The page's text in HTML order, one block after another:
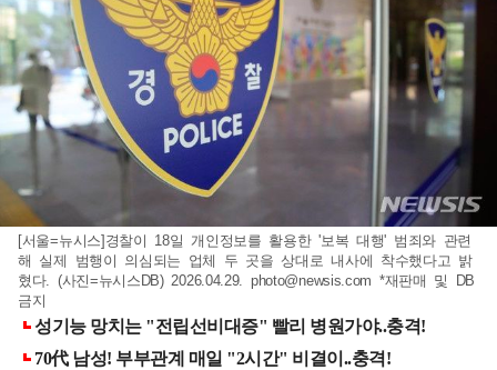
[서울=뉴시스]경찰이 18일 개인정보를 활용한 '보복 대행' 범죄와 관련
해 실제 범행이 의심되는 업체 두 곳을 상대로 내사에 착수했다고 밝
혔다. (사진=뉴시스DB) 2026.04.29. photo@newsis.com *재판매 및 DB
금지